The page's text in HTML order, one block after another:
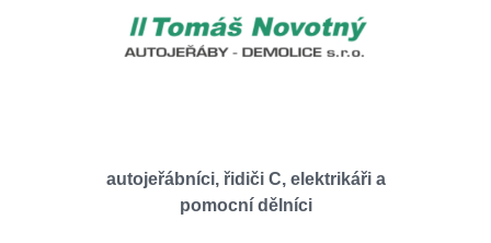
autojeřábníci, řidiči C, elektrikáři a
pomocní dělníci